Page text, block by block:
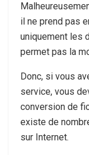
il ne prend pas
uniquement les
permet pas la
Donc, si vous
service, vous
conversion de
existe de
sur Internet.